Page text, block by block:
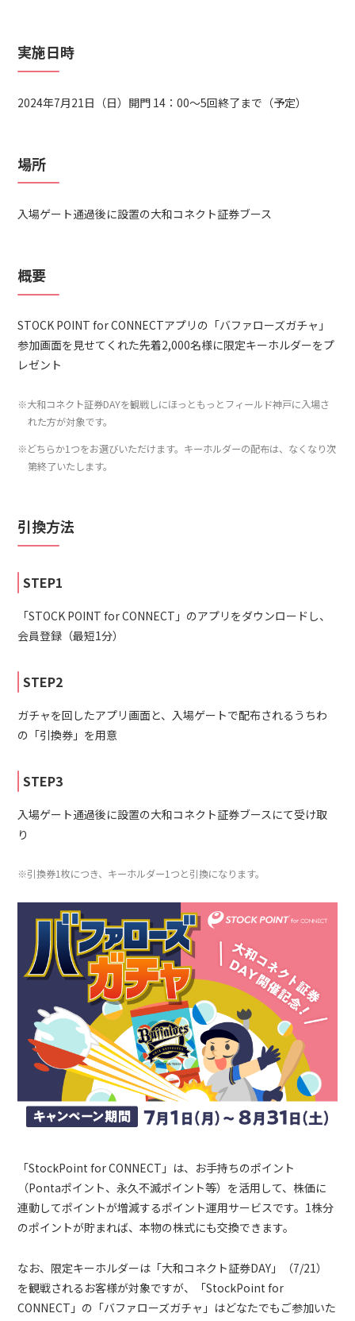
実施日時
2024年7月21日（日）開門 14：00～5回終了まで（予定）
場所
入場ゲート通過後に設置の大和コネクト証券ブース
概要
STOCK POINT for CONNECTアプリの「バファローズガチャ」
参加画面を見せてくれた先着2,000名様に限定キーホルダーをプ
レゼント
※大和コネクト証券DAYを観戦しにほっともっとフィールド神戸に入場さ
れた方が対象です。
※どちらか1つをお選びいただけます。キーホルダーの配布は、なくなり次
第終了いたします。
引換方法
STEP1
「STOCK POINT for CONNECT」のアプリをダウンロードし、
会員登録（最短1分）
STEP2
ガチャを回したアプリ画面と、入場ゲートで配布されるうちわ
の「引換券」を用意
STEP3
入場ゲート通過後に設置の大和コネクト証券ブースにて受け取
り
※引換券1枚につき、キーホルダー1つと引換になります。
「StockPoint for CONNECT」は、お手持ちのポイント
（Pontaポイント、永久不滅ポイント等）を活用して、株価に
連動してポイントが増減するポイント運用サービスです。1株分
のポイントが貯まれば、本物の株式にも交換できます。
なお、限定キーホルダーは「大和コネクト証券DAY」（7/21）
を観戦されるお客様が対象ですが、「StockPoint for
CONNECT」の「バファローズガチャ」はどなたでもご参加いた